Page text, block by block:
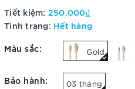
Tiết kiệm: 250.000₫
Tình trạng: Hết hàng
Màu sắc: Gold
Bảo hành: 03 tháng